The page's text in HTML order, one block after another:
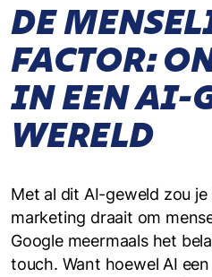
DE
FACTOR:
IN EEN AI-
WERELD
Met al dit AI-geweld zou
marketing draait om
Google meermaals het
touch. Want hoewel AI